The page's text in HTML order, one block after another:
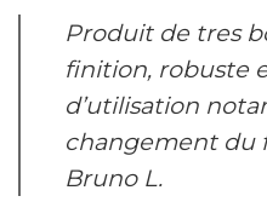
Produit de tres
finition, robuste
d’utilisation
changement du
Bruno L.